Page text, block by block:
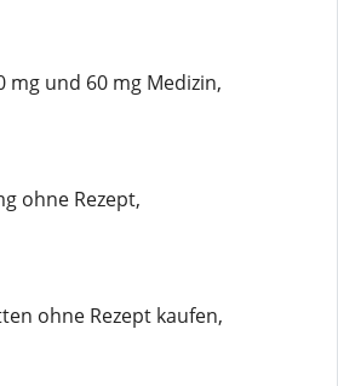
mg und 60 mg Medizin,
ohne Rezept,
ohne Rezept kaufen,